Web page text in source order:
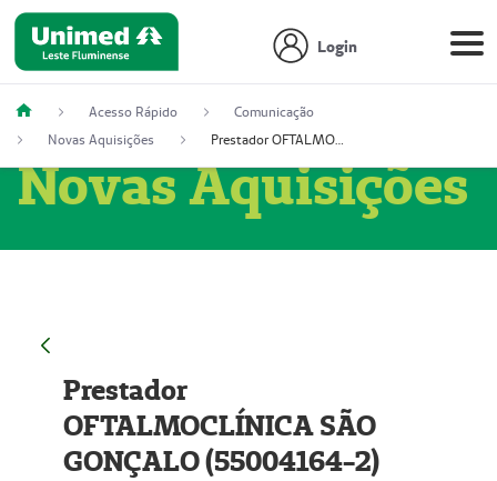
Login
Acesso Rápido
Comunicação
Novas Aquisições
Prestador OFTALMOCLÍNICA SÃO GONÇALO (55004164-2)
Novas Aquisições
Prestador
OFTALMOCLÍNICA SÃO
GONÇALO (55004164-2)